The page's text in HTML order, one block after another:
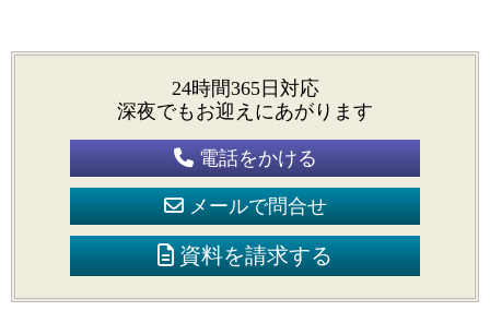
24時間365日対応
深夜でもお迎えにあがります
電話をかける
メールで問合せ
資料を請求する